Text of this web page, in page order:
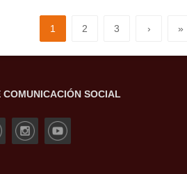
1 2 3 › »
COMUNICACIÓN SOCIAL